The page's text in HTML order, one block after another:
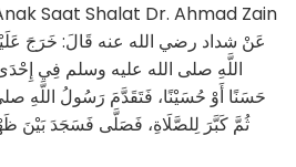
Saat Shalat Dr. Ahmad Zain
اللَّهِ صلى الله عليه وسلم فِي
حَسَنًا أَوْ حُسَيْنًا، فَتَقَدَّمَ رَسُولُ اللَّهِ
ثُمَّ كَبَّرَ لِلصَّلَاةِ، فَصَلَّى فَسَجَدَ بَيْنَ